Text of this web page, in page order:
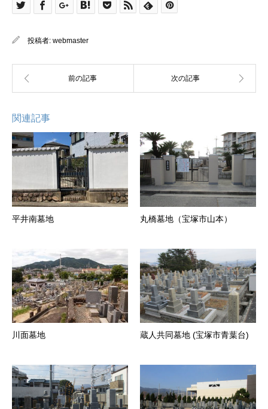
投稿者: webmaster
関連記事
平井南墓地 丸橋墓地（宝塚市山本）
川面墓地 蔵人共同墓地 (宝塚市青葉台)